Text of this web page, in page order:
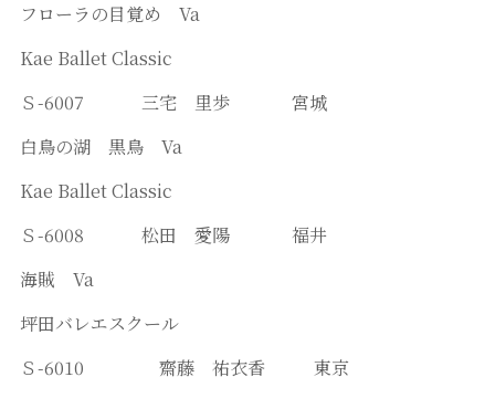
フローラの目覚め Va
Kae Ballet Classic
Ｓ-6007 三宅 里歩 宮城
白鳥の湖 黒鳥 Va
Kae Ballet Classic
Ｓ-6008 松田 愛陽 福井
海賊 Va
坪田バレエスクール
Ｓ-6010 齋藤 祐衣香 東京